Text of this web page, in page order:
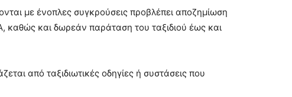
με ένοπλες συγκρούσεις προβλέπει αποζημίωση
και δωρεάν παράταση του ταξιδιού έως και
από ταξιδιωτικές οδηγίες ή συστάσεις που